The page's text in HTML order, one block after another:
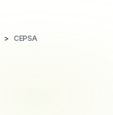
CEPSA